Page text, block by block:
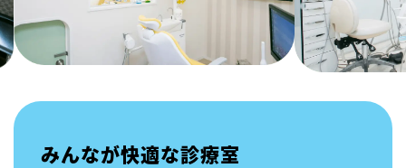
みんなが快適な診療室